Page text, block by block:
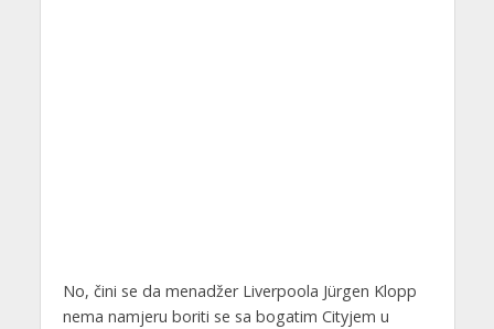
No, čini se da menadžer Liverpoola Jürgen Klopp
nema namjeru boriti se sa bogatim Cityjem u